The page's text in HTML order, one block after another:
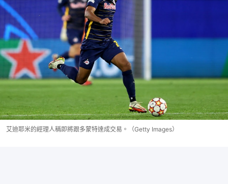
艾迪耶米的經理人稱即將跟多蒙特達成交易。（Getty Images）